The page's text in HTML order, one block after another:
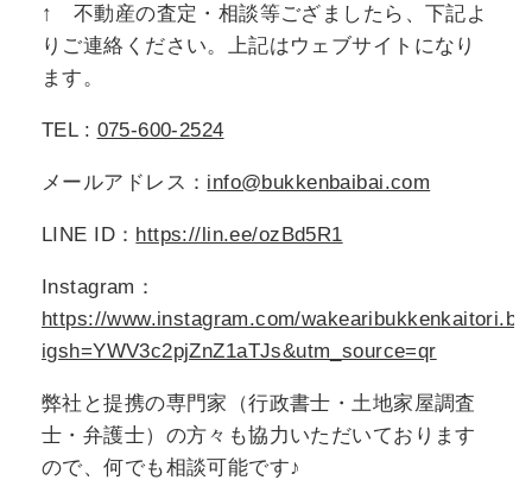
↑ 不動産の査定・相談等ござましたら、下記よ
りご連絡ください。上記はウェブサイトになり
ます。
TEL : 075-600-2524
メールアドレス： info@bukkenbaibai.com
LINE ID： https://lin.ee/ozBd5R1
Instagram：
https://www.instagram.com/
igsh=YWV3c2pjZnZ1aTJs&utm_source=qr
弊社と提携の専門家（行政書士・土地家屋調査
士・弁護士）の方々も協力いただいております
ので、何でも相談可能です♪